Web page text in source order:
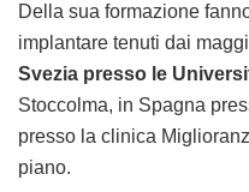
Della sua formazione
implantare tenuti dai
Svezia presso le
Stoccolma, in Spagna
presso la clinica
piano.